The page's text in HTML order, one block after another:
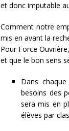
et donc imputable
Comment notre
mis en avant la
Pour Force
et que le bon sens
Dans
besoins des
sera mis en
élèves par